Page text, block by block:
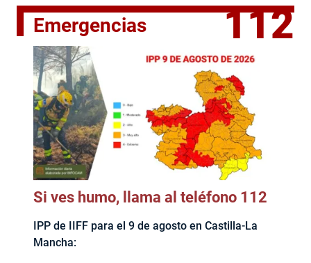
Emergencias 112
Si ves humo, llama al teléfono 112
IPP de IIFF para el 9 de agosto en Castilla-La
Mancha: